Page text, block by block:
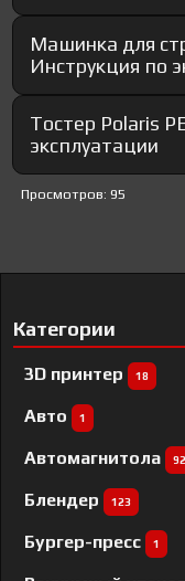
Машинка для
Инструкция по
Тостер Polaris
эксплуатации
Просмотров: 95
Категории
3D принтер 18
Авто 1
Автомагнитола 92
Блендер 123
Бургер-пресс 1